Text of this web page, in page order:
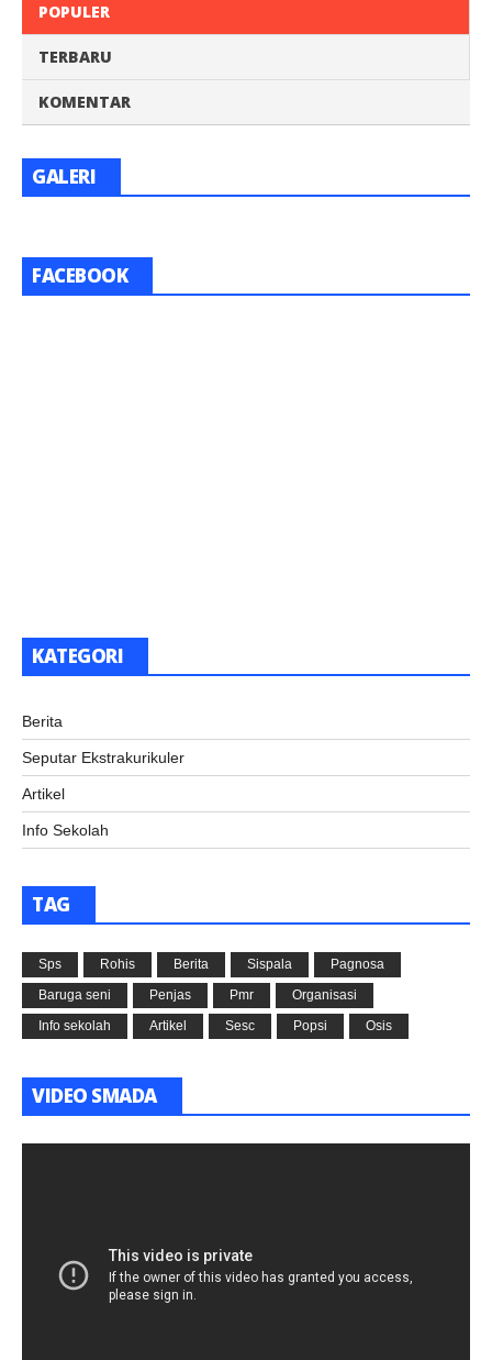
POPULER
TERBARU
KOMENTAR
GALERI
FACEBOOK
KATEGORI
Berita
Seputar Ekstrakurikuler
Artikel
Info Sekolah
TAG
Sps Rohis Berita Sispala
Pagnosa
Baruga seni
Penjas Pmr
Organisasi
Info sekolah
Artikel Sesc Popsi Osis
VIDEO SMADA